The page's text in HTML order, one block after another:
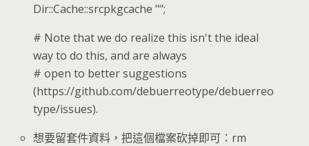
Dir::Cache::srcpkgcache "";
# Note that we do realize this isn't the ideal
way to do this, and are always
# open to better suggestions
(https://github.com/debuerreotype/debuerreo
type/issues).
想要留套件資料，把這個檔案砍掉即可：rm